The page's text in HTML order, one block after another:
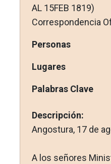
AL 15FEB 1819)
Correspondencia
Personas
Lugares
Palabras Clave
Descripción:
Angostura, 17 de
A los señores